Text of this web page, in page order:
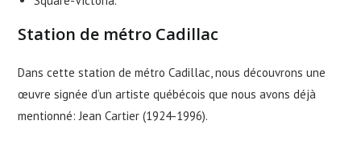
Station de métro Cadillac
Dans cette station de métro Cadillac, nous découvrons une
œuvre signée d’un artiste québécois que nous avons déjà
mentionné: Jean Cartier (1924-1996).